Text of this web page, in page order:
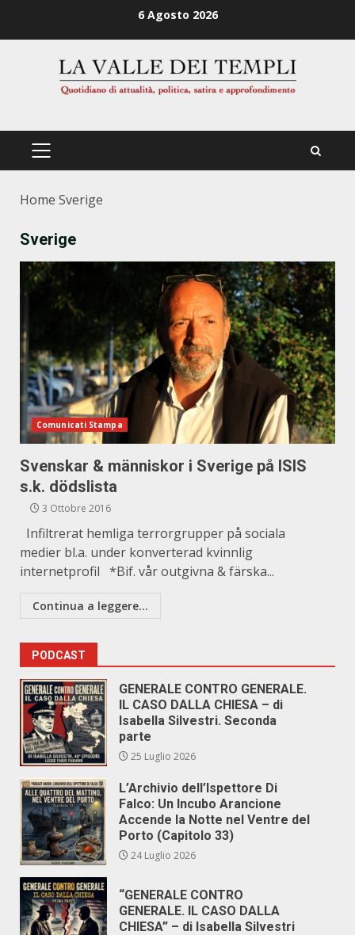
6 Agosto 2026
PRIMÄRES
Home Sverige
Sverige
Comunicati Stampa
Svenskar & människor i Sverige på ISIS
s.k. dödslista
3 Ottobre 2016
Infiltrerat hemliga terrorgrupper på sociala
medier bl.a. under konverterad kvinnlig
internetprofil *Bif. vår outgivna & färska...
Continua a leggere...
PODCAST
GENERALE CONTRO GENERALE.
IL CASO DALLA CHIESA – di
Isabella Silvestri. Seconda
parte
25 Luglio 2026
L’Archivio dell’Ispettore Di
Falco: Un Incubo Arancione
Accende la Notte nel Ventre del
Porto (Capitolo 33)
24 Luglio 2026
“GENERALE CONTRO
GENERALE. IL CASO DALLA
CHIESA” – di Isabella Silvestri